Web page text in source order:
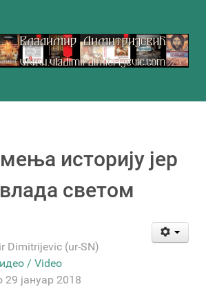
историју јер
светом
Dimitrijevic (ur-SN)
/ Video
29 јануар 2018